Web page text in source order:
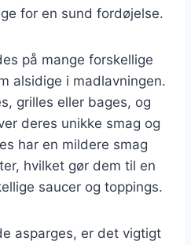
for en sund fordøjelse.
på mange forskellige
alsidige i madlavningen.
grilles eller bages, og
deres unikke smag og
har en mildere smag
hvilket gør dem til en
saucer og toppings.
asparges, er det vigtigt